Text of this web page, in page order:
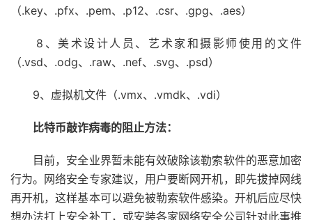
（.key、.pfx、.pem、.p12、.csr、.gpg、.aes）
8、美术设计人员、艺术家和摄影师使用的文件
（.vsd、.odg、.raw、.nef、.svg、.psd）
9、虚拟机文件（.vmx、.vmdk、.vdi）
比特币敲诈病毒的阻止方法：
目前，安全业界暂未能有效破除该勒索软件的恶意加密
行为。网络安全专家建议，用户要断网开机，即先拔掉网线
再开机，这样基本可以避免被勒索软件感染。开机后应尽快
想办法打上安全补丁，或安装各家网络安全公司针对此事推